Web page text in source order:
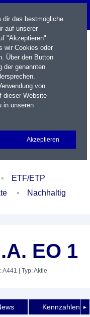
Login
ETF/ETP
Nachhaltig
EO 1
A441 | Typ: Aktie
►
Kennzahlen
dir das bestmögliche
auf unserer
"Akzeptieren"
wir Cookies oder
Über den Button
der genannten
von
dieser Website
in unseren
Akzeptieren